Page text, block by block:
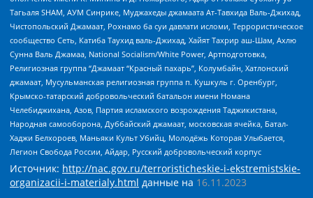
Тагьаля SHAM, АУМ Синрике, Муджахеды джамаата Ат-Тавхида Валь-Джихад,
Чистопольский Джамаат, Рохнамо ба суи давлати исломи, Террористическое
сообщество Сеть, Катиба Таухид валь-Джихад, Хайят Тахрир аш-Шам, Ахлю
Сунна Валь Джамаа, National Socialism/White Power, Артподготовка,
Религиозная группа “Джамаат “Красный пахарь”, Колумбайн, Хатлонский
джамаат, Мусульманская религиозная группа п. Кушкуль г. Оренбург,
Крымско-татарский добровольческий батальон имени Номана
Челебиджихана, Азов, Партия исламского возрождения Таджикистана,
Народная самооборона, Дуббайский джамаат, московская ячейка, Батал-
Хаджи Белхороев, Маньяки Культ Убийц, Молодёжь Которая Улыбается,
Легион Свобода России, Айдар, Русский добровольческий корпус
Источник: http://nac.gov.ru/terroristicheskie-i-ekstremistskie-
organizacii-i-materialy.html данные на 16.11.2023